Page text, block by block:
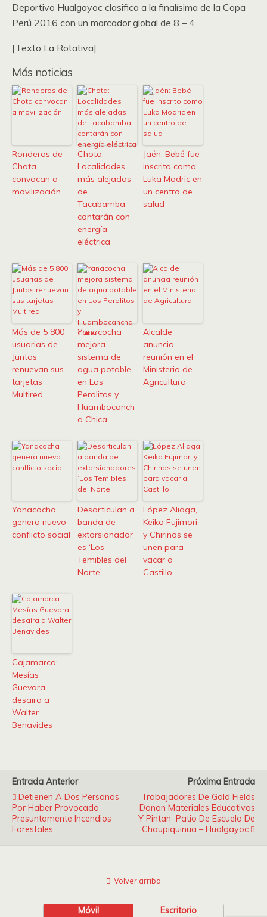
Deportivo Hualgayoc clasifica a la finalísima de la Copa
Perú 2016 con un marcador global de 8 – 4.
[Texto La Rotativa]
Más noticias
Ronderos de
Chota
convocan a
movilización
Chota:
Localidades
más alejadas
de
Tacabamba
contarán con
energía
eléctrica
Jaén: Bebé fue
inscrito como
Luka Modric en
un centro de
salud
Más de 5 800
usuarias de
Juntos
renuevan sus
tarjetas
Multired
Yanacocha
mejora
sistema de
agua potable
en Los
Perolitos y
Huambocanch
a Chica
Alcalde
anuncia
reunión en el
Ministerio de
Agricultura
Yanacocha
genera nuevo
conflicto social
Desarticulan a
banda de
extorsionador
es ‘Los
Temibles del
Norte’
López Aliaga,
Keiko Fujimori
y Chirinos se
unen para
vacar a
Castillo
Cajamarca:
Mesías
Guevara
desaira a
Walter
Benavides
Entrada Anterior
Detienen A Dos Personas
Por Haber Provocado
Presuntamente Incendios
Forestales
Próxima Entrada
Trabajadores De Gold Fields
Donan Materiales Educativos
Y Pintan Patio De Escuela De
Chaupiquinua – Hualgayoc
Volver arriba
Móvil Escritorio